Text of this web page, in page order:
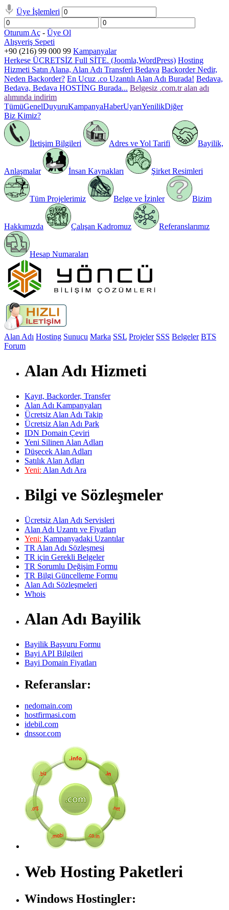
Üye İşlemleri
Oturum Aç - Üye Ol
Alışveriş Sepeti
+90 (216) 99 000 99 Kampanyalar
Herkese ÜCRETSİZ Full SİTE. (Joomla,WordPress) Hosting
Hizmeti Satın Alana, Alan Adı Transferi Bedava Backorder Nedir,
Neden Backorder? En Ucuz .co Uzantılı Alan Adı Burada! Bedava,
Bedava, Bedava HOSTİNG Burada... Belgesiz .com.tr alan adı
alımında indirim
TümüGenelDuyuruKampanyaHaberUyarıYenilikDiğer
Biz Kimiz?
İletişim Bilgileri Adres ve Yol Tarifi Bayilik,
Anlaşmalar İnsan Kaynakları Şirket Resimleri
Tüm Projelerimiz Belge ve İzinler Bizim
Hakkımızda Çalışan Kadromuz Referanslarımız
Hesap Numaraları
Alan Adı Hosting Sunucu Marka SSL Projeler SSS Belgeler BTS
Forum
Alan Adı Hizmeti
Kayıt, Backorder, Transfer
Alan Adı Kampanyaları
Ücretsiz Alan Adı Takip
Ücretsiz Alan Adı Park
IDN Domain Çeviri
Yeni Silinen Alan Adları
Düşecek Alan Adları
Satılık Alan Adları
Yeni: Alan Adı Ara
Bilgi ve Sözleşmeler
Ücretsiz Alan Adı Servisleri
Alan Adı Uzantı ve Fiyatları
Yeni: Kampanyadaki Uzantılar
TR Alan Adı Sözleşmesi
TR için Gerekli Belgeler
TR Sorumlu Değişim Formu
TR Bilgi Güncelleme Formu
Alan Adı Sözleşmeleri
Whois
Alan Adı Bayilik
Bayilik Başvuru Formu
Bayi API Bilgileri
Bayi Domain Fiyatları
Referanslar:
nedomain.com
hostfirmasi.com
idebil.com
dnssor.com
Web Hosting Paketleri
Windows Hostingler: